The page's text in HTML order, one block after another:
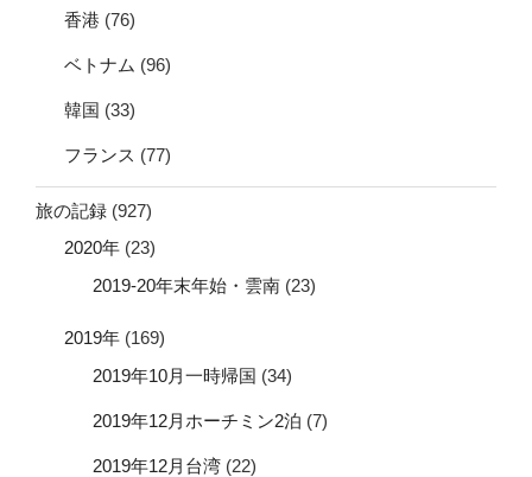
香港 (76)
ベトナム (96)
韓国 (33)
フランス (77)
旅の記録 (927)
2020年 (23)
2019-20年末年始・雲南 (23)
2019年 (169)
2019年10月一時帰国 (34)
2019年12月ホーチミン2泊 (7)
2019年12月台湾 (22)